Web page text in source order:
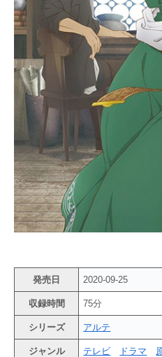
発売日 2020-09-25
収録時間 75分
シリーズ アルテ
ジャンル テレビ ドラマ